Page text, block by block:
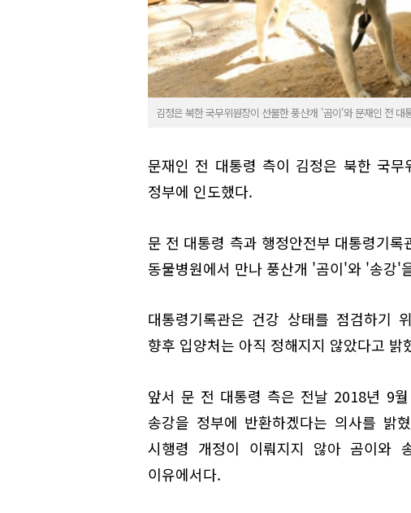
김정은 북한 국무위원장이 선물한 풍산개 '곰이'와 문재인 전 대
문재인 전 대통령 측이 김정은 북한 국
정부에 인도했다.
문 전 대통령 측과 행정안전부 대통령기
동물병원에서 만나 풍산개 '곰이'와 '송강'
대통령기록관은 건강 상태를 점검하기
향후 입양처는 아직 정해지지 않았다고 밝
앞서 문 전 대통령 측은 전날 2018년 9
송강을 정부에 반환하겠다는 의사를 밝
시행령 개정이 이뤄지지 않아 곰이와
이유에서다.